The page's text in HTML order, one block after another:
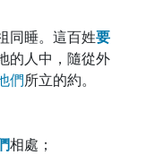
同睡。這百姓要
的人中，隨從外
們所立的約。
相處；